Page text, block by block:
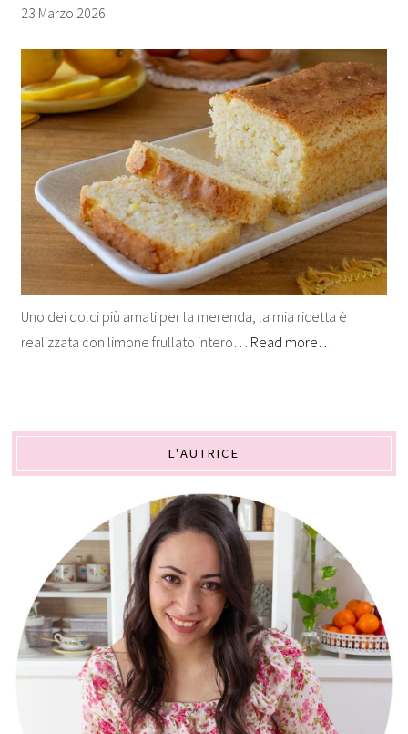
23 Marzo 2026
Uno dei dolci più amati per la merenda, la mia ricetta è
realizzata con limone frullato intero… Read more…
L'AUTRICE